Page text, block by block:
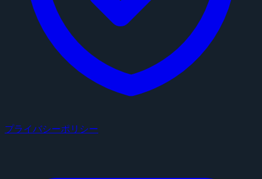
プライバシーポリシー